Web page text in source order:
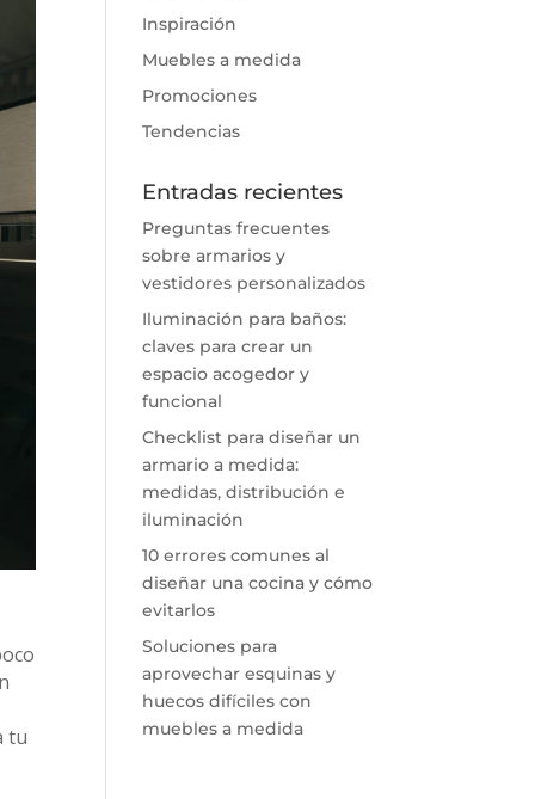
tu
Inspiración
Muebles a medida
Promociones
Tendencias
Entradas recientes
Preguntas frecuentes
sobre armarios y
vestidores personalizados
Iluminación para baños:
claves para crear un
espacio acogedor y
funcional
Checklist para diseñar un
armario a medida:
medidas, distribución e
iluminación
10 errores comunes al
diseñar una cocina y cómo
evitarlos
Soluciones para
aprovechar esquinas y
huecos difíciles con
muebles a medida